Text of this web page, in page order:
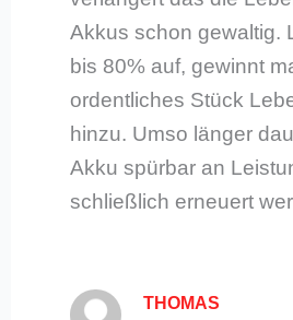
Akkus schon gewaltig.
bis 80% auf, gewinnt
ordentliches Stück
hinzu. Umso länger
Akku spürbar an
schließlich erneuert
THOMAS